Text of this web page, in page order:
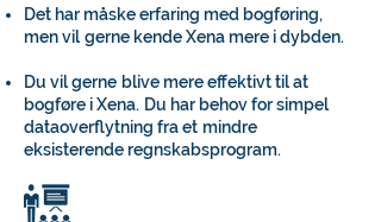
Det har måske erfaring med bogføring,
men vil gerne kende Xena mere i dybden.
Du vil gerne blive mere effektivt til at
bogføre i Xena. Du har behov for simpel
dataoverflytning fra et mindre
eksisterende regnskabsprogram.